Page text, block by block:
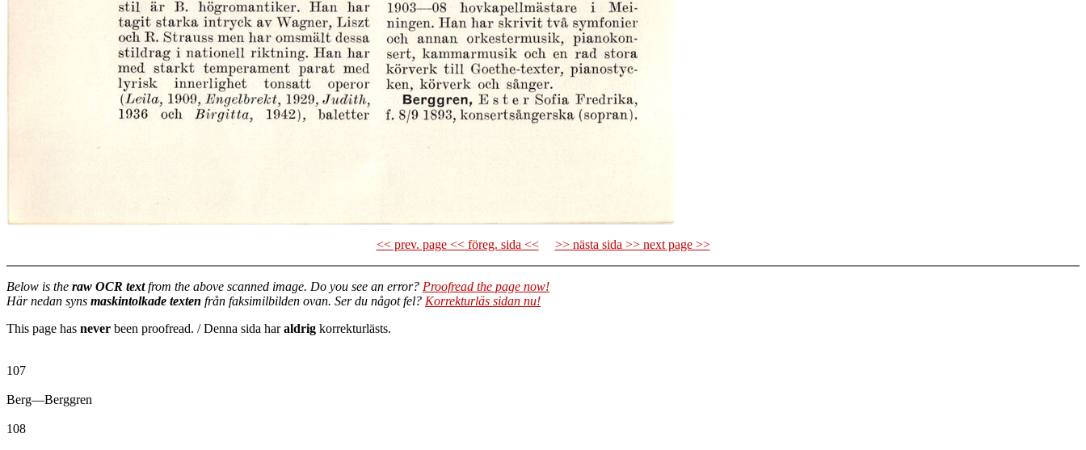
<< prev. page << föreg. sida << >> nästa sida >> next page >>
Below is the raw OCR textfrom the above scanned image. Do you see an error? Proofread the page now!
Här nedan syns maskintolkade texten från faksimilbilden ovan. Ser du något fel? Korrekturläs sidan nu!
This page has never been proofread. / Denna sida haraldrig korrekturlästs.
107
Berg—Berggren
108